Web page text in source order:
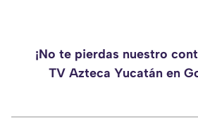
¡No te pierdas nuestro
TV Azteca Yucatán en